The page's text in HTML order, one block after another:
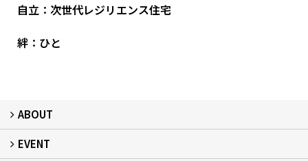
自立：次世代レジリエンス住宅
絆：ひと
ABOUT
フィアスホームとは
家づくりの流れ
デザイン：注文住宅
居心地：断熱・気密
健康：健康住宅
安心：耐震・保証
自立：次世代レジリエンス住宅
絆：ひと
EVENT